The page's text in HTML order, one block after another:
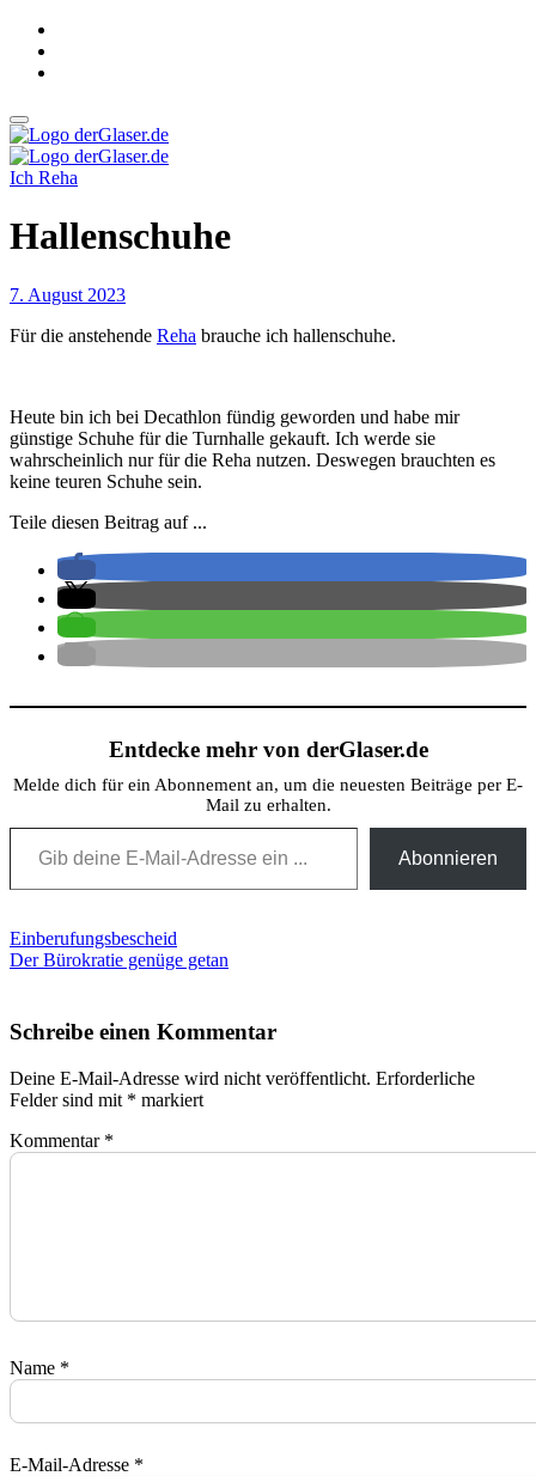
Zum
Inhalt
springen
derGlaser.de
Mein Leben mit Frau, zwei Kindern und Katze
Ich Reha
Hallenschuhe
7. August 2023
Für die anstehende Reha brauche ich hallenschuhe.
Heute bin ich bei Decathlon fündig geworden und habe mir
günstige Schuhe für die Turnhalle gekauft. Ich werde sie
wahrscheinlich nur für die Reha nutzen. Deswegen brauchten es
keine teuren Schuhe sein.
Teile diesen Beitrag auf ...
Entdecke mehr von derGlaser.de
Melde dich für ein Abonnement an, um die neuesten Beiträge per E-
Mail zu erhalten.
Gib deine E-Mail-Adresse ein ...
Abonnieren
Beitragsnavigation
Einberufungsbescheid
Der Bürokratie genüge getan
Schreibe einen Kommentar
Deine E-Mail-Adresse wird nicht veröffentlicht. Erforderliche
Felder sind mit * markiert
Kommentar *
Name *
E-Mail-Adresse *